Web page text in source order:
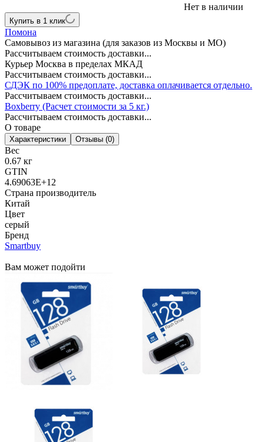
Нет в наличии
Купить в 1 клик
Помона
Самовывоз из магазина (для заказов из Москвы и МО)
Рассчитываем стоимость доставки...
Курьер Москва в пределах МКАД
Рассчитываем стоимость доставки...
СДЭК по 100% предоплате, доставка оплачивается отдельно.
Рассчитываем стоимость доставки...
Boxberry (Расчет стоимости за 5 кг.)
Рассчитываем стоимость доставки...
О товаре
Характеристики Отзывы (0)
Вес
0.67 кг
GTIN
4.69063E+12
Страна производитель
Китай
Цвет
серый
Бренд
Smartbuy
Вам может подойти